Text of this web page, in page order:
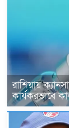
রাশিয়ায়
কার্যকরভাবে